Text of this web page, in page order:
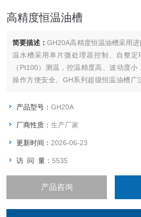
高精度恒温油槽
简要描述：GH20A高精度恒温油槽采用
温水槽采用单片微处理器控制、自整定
（Pt100）测温，控温精度高、波动度小
操作方便安全。GH系列超级恒温油槽广
温度均匀的恒定的恒温场所，是研究院
产品型号：GH20A
厂商性质：生产厂家
更新时间： 2026-06-23
访 问 量： 5535
产品咨询